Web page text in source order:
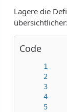
Lagere die
übersichtlicher:
Code